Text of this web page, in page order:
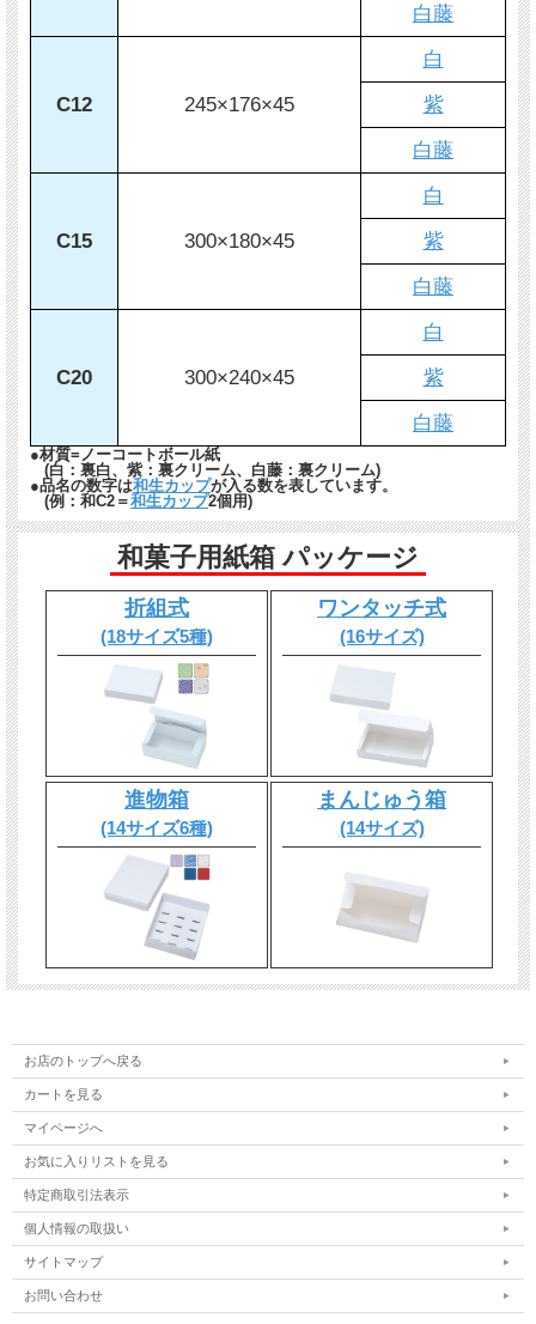
白藤
C12 245×176×45
白
紫
白藤
C15 300×180×45
白
紫
白藤
C20 300×240×45
白
紫
白藤
●材質=ノーコートボール紙
(白：裏白、紫：裏クリーム、白藤：裏クリーム)
●品名の数字は和生カップが入る数を表しています。
(例：和C2＝和生カップ2個用)
和菓子用紙箱 パッケージ
折組式
(18サイズ5種)
ワンタッチ式
(16サイズ)
進物箱
(14サイズ6種)
まんじゅう箱
(14サイズ)
お店のトップへ戻る
カートを見る
マイページへ
お気に入りリストを見る
特定商取引法表示
個人情報の取扱い
サイトマップ
お問い合わせ